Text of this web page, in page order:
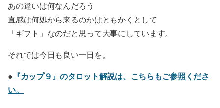
あの違いは何なんだろう
直感は何処から来るのかはともかくとして
「ギフト」なのだと思って大事にしています。
それでは今日も良い一日を。
● 『カップ９』のタロット解説は、こちらもご参照くださ
い。